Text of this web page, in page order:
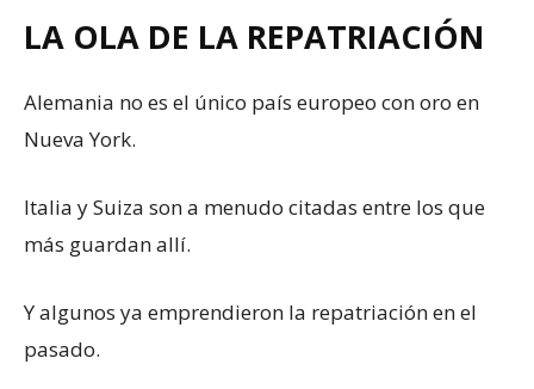
LA OLA DE LA REPATRIACIÓN
Alemania no es el único país europeo con oro en
Nueva York.
Italia y Suiza son a menudo citadas entre los que
más guardan allí.
Y algunos ya emprendieron la repatriación en el
pasado.